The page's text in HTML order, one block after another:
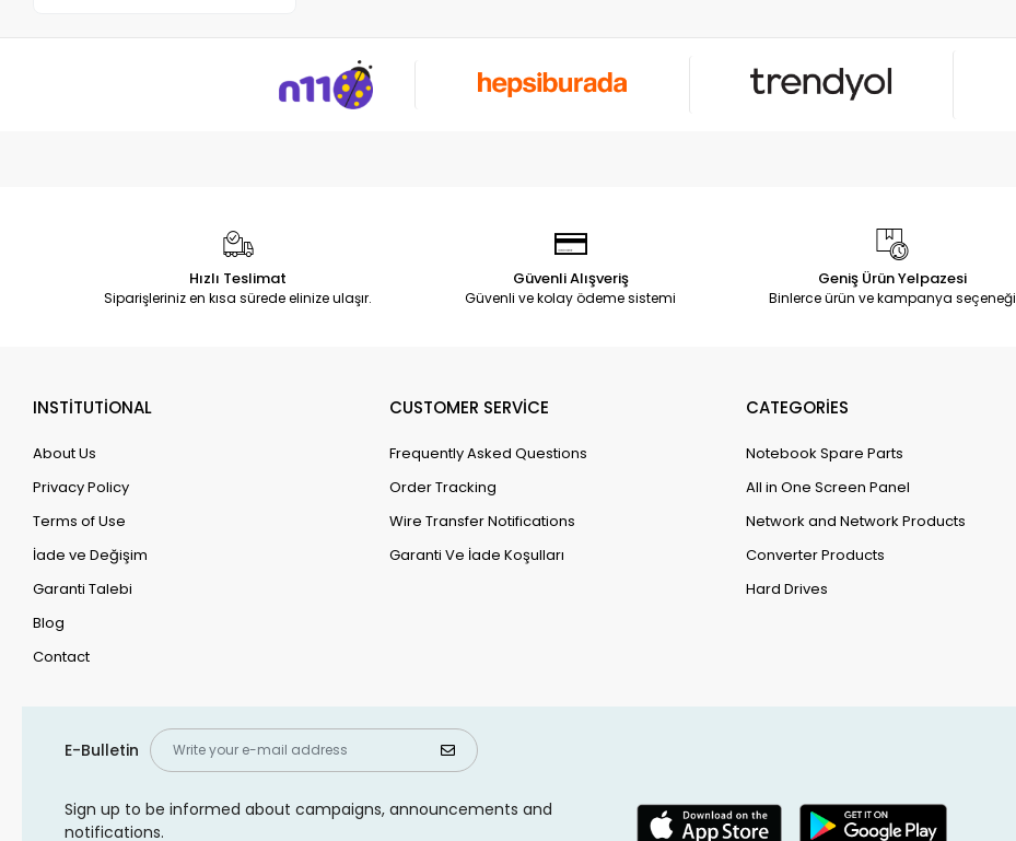
Hızlı Teslimat
Siparişleriniz en kısa sürede elinize ulaşır.
Güvenli Alışveriş
Güvenli ve kolay ödeme sistemi
Geniş Ürün Yelpazesi
Binlerce ürün ve kampanya seçeneği
INSTİTUTİONAL
About Us
Privacy Policy
Terms of Use
İade ve Değişim
Garanti Talebi
Blog
Contact
CUSTOMER SERVİCE
Frequently Asked Questions
Order Tracking
Wire Transfer Notifications
Garanti Ve İade Koşulları
CATEGORİES
Notebook Spare Parts
All in One Screen Panel
Network and Network Products
Converter Products
Hard Drives
E-Bulletin
Sign up to be informed about campaigns, announcements and
notifications.